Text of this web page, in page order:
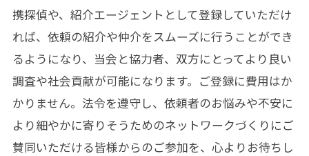
携探偵や、紹介エージェントとして登録していただけ
れば、依頼の紹介や仲介をスムーズに行うことができ
るようになり、当会と協力者、双方にとってより良い
調査や社会貢献が可能になります。ご登録に費用はか
かりません。法令を遵守し、依頼者のお悩みや不安に
より細やかに寄りそうためのネットワークづくりにご
賛同いただける皆様からのご参加を、心よりお待ちし